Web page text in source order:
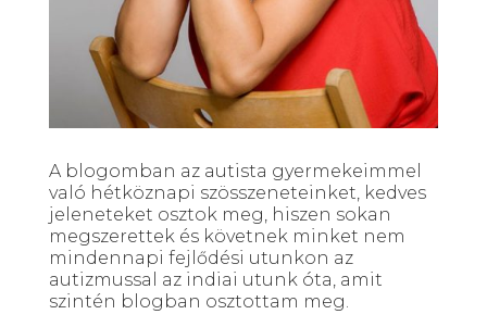
A blogomban az autista gyermekeimmel
való hétköznapi szösszeneteinket, kedves
jeleneteket osztok meg, hiszen sokan
megszerettek és követnek minket nem
mindennapi fejlődési utunkon az
autizmussal az indiai utunk óta, amit
szintén blogban osztottam meg.